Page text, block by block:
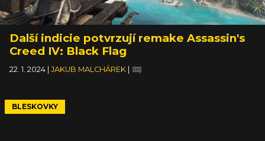
Další indicie potvrzují remake Assassin's
Creed IV: Black Flag
22. 1. 2024 JAKUB MALCHÁREK
BLESKOVKY